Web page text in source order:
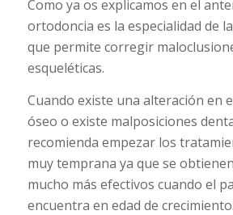
Como ya os explicamos en el
ortodoncia es la especialidad de
que permite corregir
esqueléticas.
Cuando existe una alteración en
óseo o existe malposiciones
recomienda empezar los
muy temprana ya que se
mucho más efectivos cuando el
encuentra en edad de crecimiento.